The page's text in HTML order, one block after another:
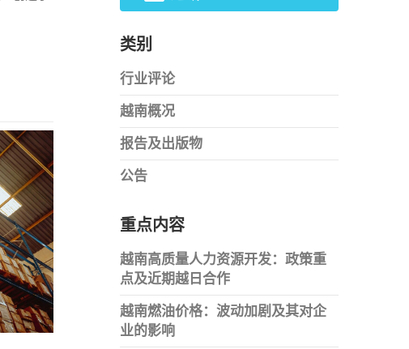
类别
行业评论
越南概况
报告及出版物
公告
重点内容
越南高质量人力资源开发：政策重
点及近期越日合作
越南燃油价格：波动加剧及其对企
业的影响